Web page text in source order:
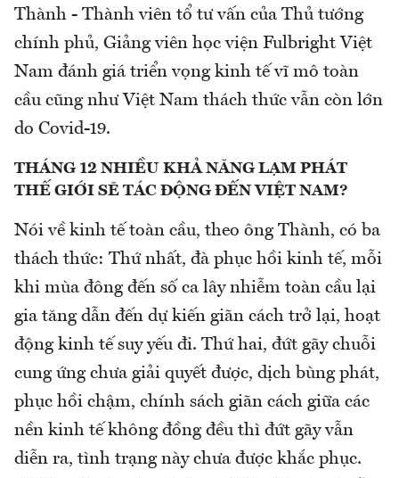
Thành - Thành viên tổ tư vấn của Thủ tướng
chính phủ, Giảng viên học viện Fulbright Việt
Nam đánh giá triển vọng kinh tế vĩ mô toàn
cầu cũng như Việt Nam thách thức vẫn còn lớn
do Covid-19.
THÁNG 12 NHIỀU KHẢ NĂNG LẠM PHÁT
THẾ GIỚI SẼ TÁC ĐỘNG ĐẾN VIỆT NAM?
Nói về kinh tế toàn cầu, theo ông Thành, có ba
thách thức: Thứ nhất, đà phục hồi kinh tế, mỗi
khi mùa đông đến số ca lây nhiễm toàn cầu lại
gia tăng dẫn đến dự kiến giãn cách trở lại, hoạt
động kinh tế suy yếu đi. Thứ hai, đứt gãy chuỗi
cung ứng chưa giải quyết được, dịch bùng phát,
phục hồi chậm, chính sách giãn cách giữa các
nền kinh tế không đồng đều thì đứt gãy vẫn
diễn ra, tình trạng này chưa được khắc phục.